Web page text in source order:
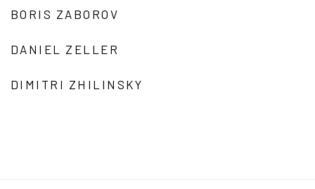
BORIS ZABOROV
DANIEL ZELLER
DIMITRI ZHILINSKY